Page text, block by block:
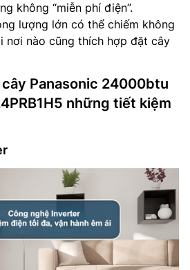
không “miễn phí điện”.
lượng lớn có thể chiếm không
nơi nào cũng thích hợp đặt cây
Panasonic 24000btu
những tiết kiệm